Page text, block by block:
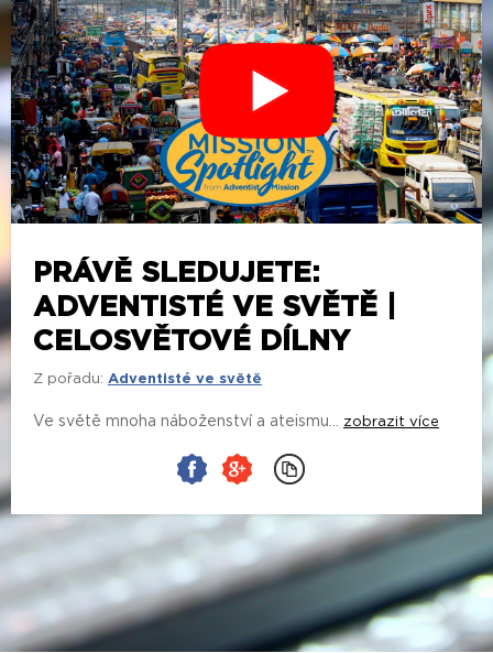
PRÁVĚ SLEDUJETE:
ADVENTISTÉ VE SVĚTĚ |
CELOSVĚTOVÉ DÍLNY
Z pořadu: Adventisté ve světě
Ve světě mnoha náboženství a ateismu... zobrazit více